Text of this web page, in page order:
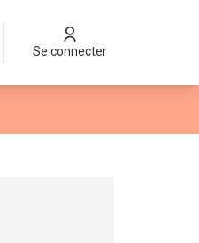
Se connecter